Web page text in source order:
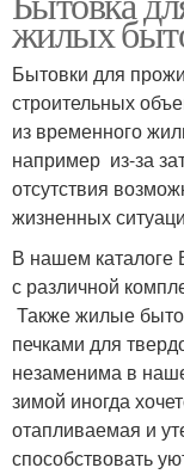
жилых
Бытовки для
строительных
из временного
например из-за
отсутствия
жизненных
В нашем каталоге
с различной
Также жилые
печками для
незаменима в
зимой иногда
отапливаемая и
способствовать